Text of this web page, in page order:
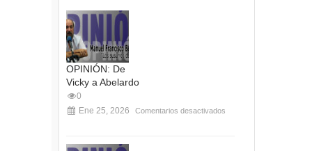
OPINIÓN: De
Vicky a Abelardo
0
Ene 25, 2026
Comentarios desactivados